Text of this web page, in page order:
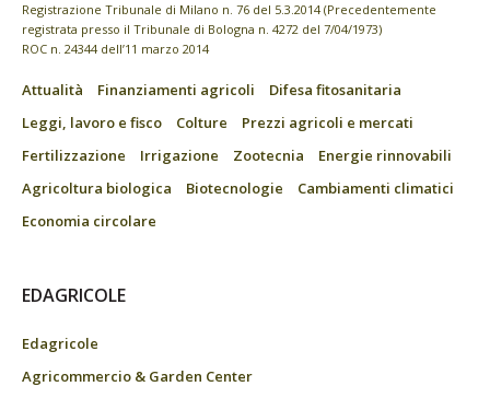
Registrazione Tribunale di Milano n. 76 del 5.3.2014 (Precedentemente
registrata presso il Tribunale di Bologna n. 4272 del 7/04/1973)
ROC n. 24344 dell’11 marzo 2014
Attualità Finanziamenti agricoli
Difesa fitosanitaria
Leggi, lavoro e fisco
Colture
Prezzi agricoli e mercati
Fertilizzazione
Irrigazione Zootecnia
Energie rinnovabili
Agricoltura biologica
Biotecnologie
Cambiamenti climatici
Economia circolare
EDAGRICOLE
Edagricole
Agricommercio & Garden Center